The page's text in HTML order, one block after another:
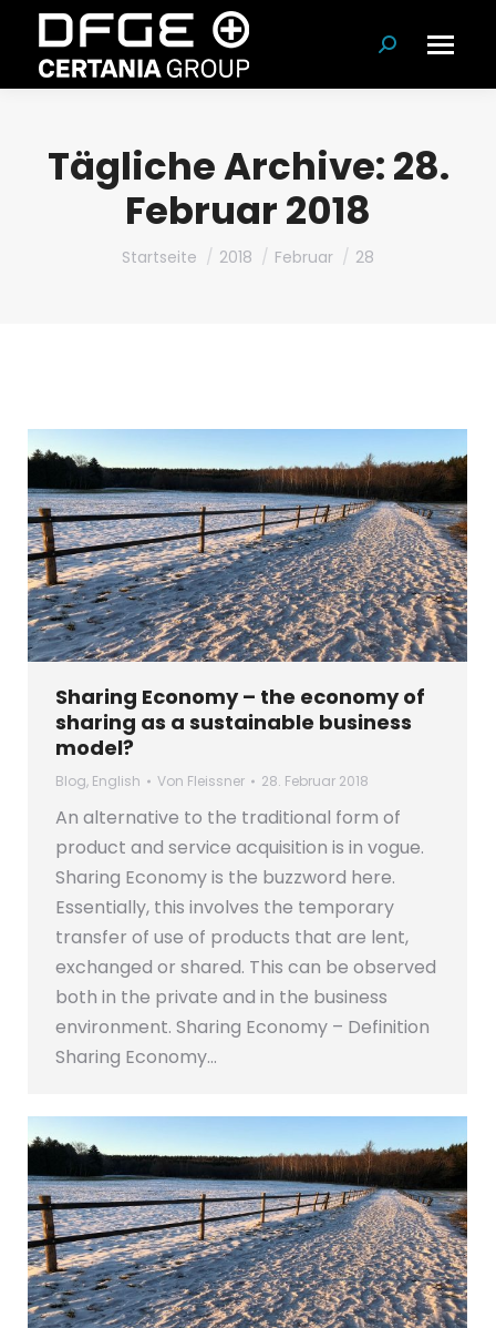
Suchen:
Tägliche Archive:28.
Februar 2018
Du bist hier:
Startseite 2018 Februar 28
Sharing Economy – the economy of
sharing as a sustainable business
model?
Blog, English Von Fleissner 28. Februar 2018
An alternative to the traditional form of
product and service acquisition is in vogue.
Sharing Economy is the buzzword here.
Essentially, this involves the temporary
transfer of use of products that are lent,
exchanged or shared. This can be observed
both in the private and in the business
environment. Sharing Economy – Definition
Sharing Economy…